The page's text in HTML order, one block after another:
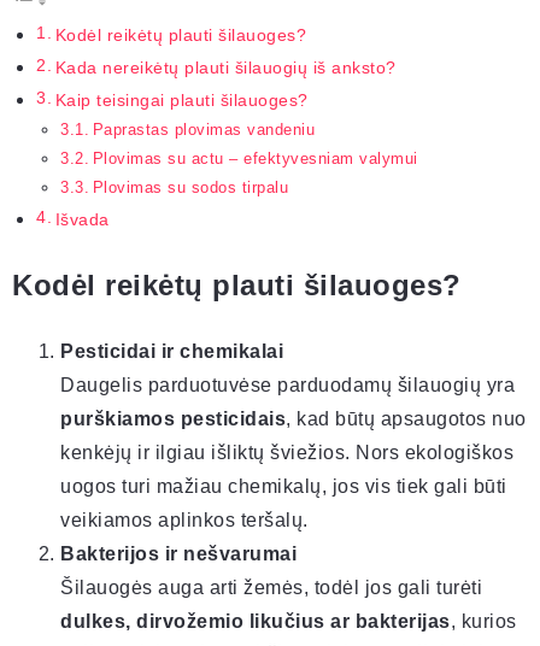
Kodėl reikėtų plauti šilauoges?
Kada nereikėtų plauti šilauogių iš anksto?
Kaip teisingai plauti šilauoges?
Paprastas plovimas vandeniu
Plovimas su actu – efektyvesniam valymui
Plovimas su sodos tirpalu
Išvada
Kodėl reikėtų plauti šilauoges?
Pesticidai ir chemikalai
Daugelis parduotuvėse parduodamų šilauogių yra
purškiamos pesticidais, kad būtų apsaugotos nuo
kenkėjų ir ilgiau išliktų šviežios. Nors ekologiškos
uogos turi mažiau chemikalų, jos vis tiek gali būti
veikiamos aplinkos teršalų.
Bakterijos ir nešvarumai
Šilauogės auga arti žemės, todėl jos gali turėti
dulkes, dirvožemio likučius ar bakterijas, kurios